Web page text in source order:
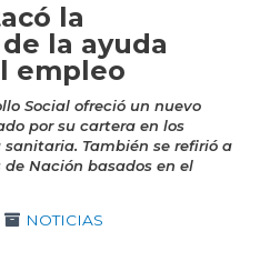
la
la ayuda
empleo
Social ofreció un nuevo
por su cartera en los
También se refirió a
Nación basados en el
NOTICIAS